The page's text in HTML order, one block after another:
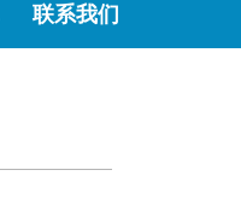
联系我们